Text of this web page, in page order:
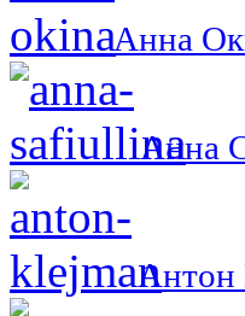
Анна
Анна
Антон